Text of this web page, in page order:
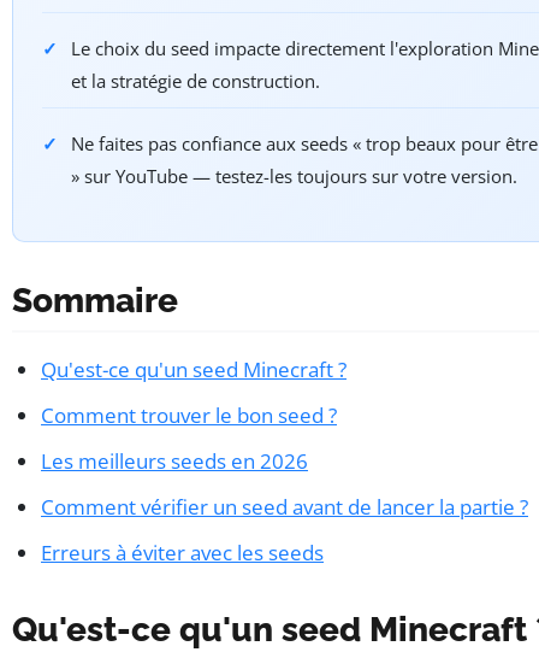
Le choix du seed impacte directement l'exploration
et la stratégie de construction.
Ne faites pas confiance aux seeds « trop beaux pour
» sur YouTube — testez-les toujours sur votre version.
Sommaire
Qu'est-ce qu'un seed Minecraft ?
Comment trouver le bon seed ?
Les meilleurs seeds en 2026
Comment vérifier un seed avant de lancer la partie ?
Erreurs à éviter avec les seeds
Qu'est-ce qu'un seed Minecraft